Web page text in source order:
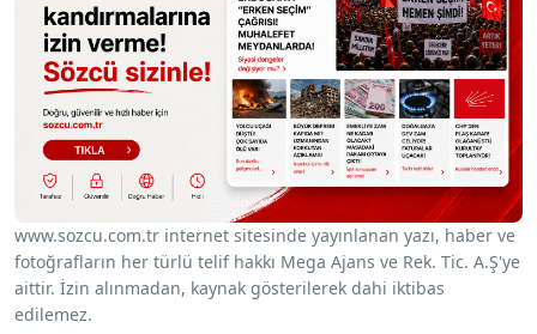
www.sozcu.com.tr internet sitesinde yayınlanan yazı, haber ve
fotoğrafların her türlü telif hakkı Mega Ajans ve Rek. Tic. A.Ş'ye
aittir. İzin alınmadan, kaynak gösterilerek dahi iktibas
edilemez.